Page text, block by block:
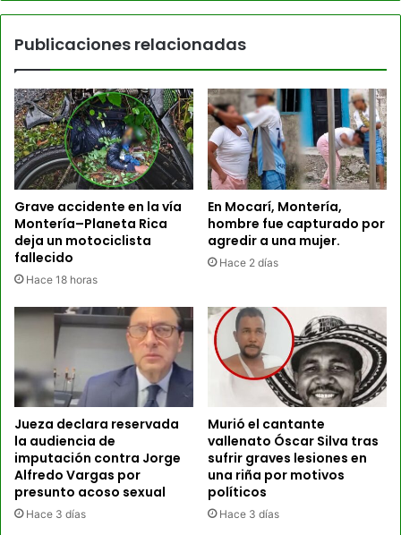
Publicaciones relacionadas
Grave accidente en la vía
Montería–Planeta Rica
deja un motociclista
fallecido
Hace 18 horas
En Mocarí, Montería,
hombre fue capturado por
agredir a una mujer.
Hace 2 días
Jueza declara reservada
la audiencia de
imputación contra Jorge
Alfredo Vargas por
presunto acoso sexual
Hace 3 días
Murió el cantante
vallenato Óscar Silva tras
sufrir graves lesiones en
una riña por motivos
políticos
Hace 3 días